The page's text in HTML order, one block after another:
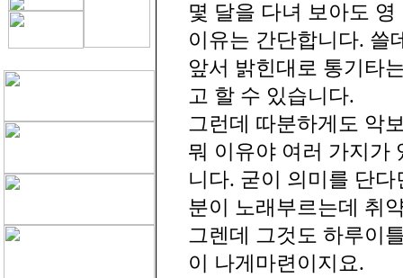
몇 달을 다녀 보아도
이유는 간단합니다. 쓸
앞서 밝힌대로 통기타
고 할 수 있습니다.
그런데 따분하게도 악
뭐 이유야 여러 가지가
니다. 굳이 의미를 단
분이 노래부르는데 취
그렌데 그것도 하루이
이 나게마련이지요.